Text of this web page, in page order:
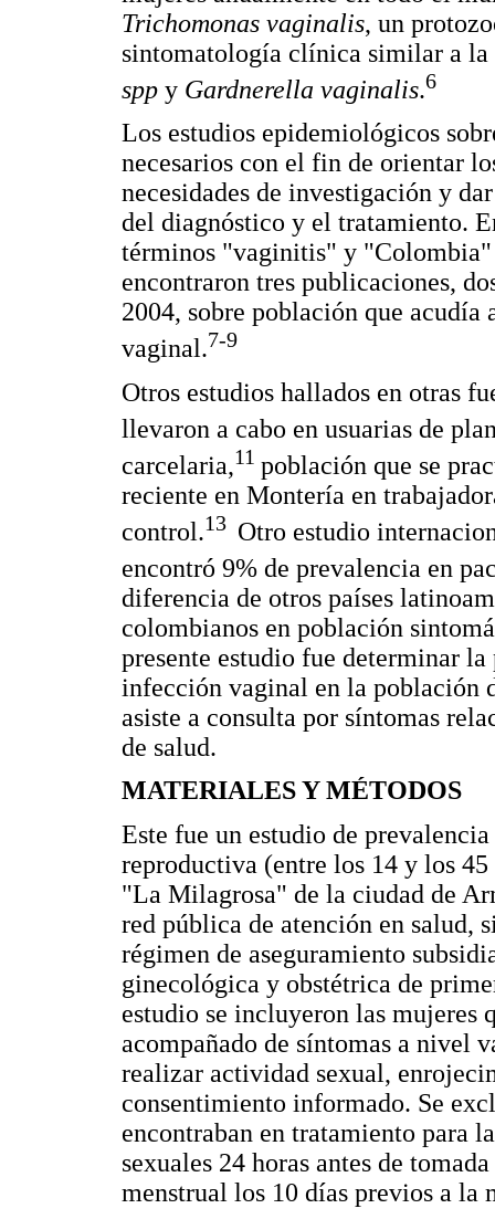
Trichomonas vaginalis, un
sintomatología clínica similar a
spp y Gardnerella vaginalis.6
Los estudios epidemiológicos
necesarios con el fin de orientar
necesidades de investigación y
del diagnóstico y el tratamiento.
términos "vaginitis" y "Colombia"
encontraron tres publicaciones,
2004, sobre población que
vaginal.7-9
Otros estudios hallados en otras
llevaron a cabo en usuarias de
carcelaria,11 población que se
reciente en Montería en
control.13 Otro estudio
encontró 9% de prevalencia en
diferencia de otros países
colombianos en población
presente estudio fue determinar
infección vaginal en la población
asiste a consulta por síntomas
de salud.
MATERIALES Y MÉTODOS
Este fue un estudio de
reproductiva (entre los 14 y los
"La Milagrosa" de la ciudad de
red pública de atención en salud,
régimen de aseguramiento
ginecológica y obstétrica de
estudio se incluyeron las mujeres
acompañado de síntomas a nivel
realizar actividad sexual,
consentimiento informado. Se
encontraban en tratamiento para
sexuales 24 horas antes de
menstrual los 10 días previos a la